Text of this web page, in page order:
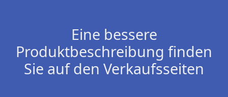
Eine bessere
Produktbeschreibung finden
Sie auf den Verkaufsseiten